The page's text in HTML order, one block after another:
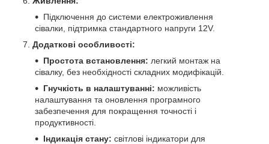
Підключення до системи електроживлення
сівалки, підтримка стандартного напруги 12V.
Додаткові особливості:
Простота встановлення: легкий монтаж на
сівалку, без необхідності складних модифікацій.
Гнучкість в налаштуванні: можливість
налаштування та оновлення програмного
забезпечення для покращення точності і
продуктивності.
Індикація стану: світлові індикатори для